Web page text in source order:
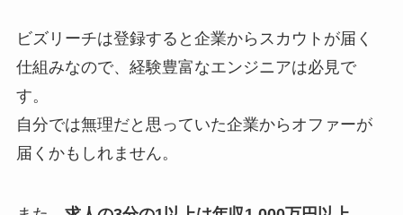
ビズリーチは登録すると企業からスカウトが届く
仕組みなので、経験豊富なエンジニアは必見で
す。
自分では無理だと思っていた企業からオファーが
届くかもしれません。